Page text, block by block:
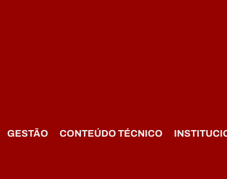
GESTÃO CONTEÚDO TÉCNICO